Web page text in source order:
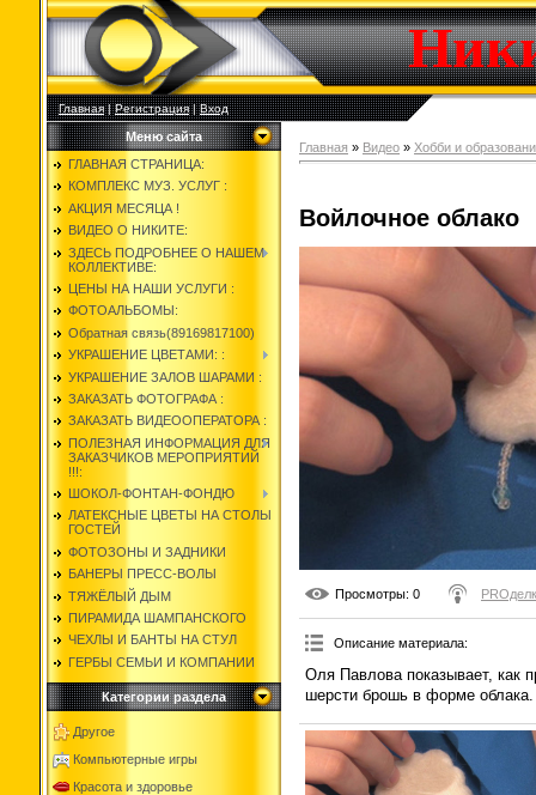
Главная|Регистрация|Вход
Меню сайта
ГЛАВНАЯ СТРАНИЦА:
КОМПЛЕКС МУЗ. УСЛУГ :
АКЦИЯ МЕСЯЦА !
ВИДЕО О НИКИТЕ:
ЗДЕСЬ ПОДРОБНЕЕ О НАШЕМ
КОЛЛЕКТИВЕ:
ЦЕНЫ НА НАШИ УСЛУГИ :
ФОТОАЛЬБОМЫ:
Обратная связь(89169817100)
УКРАШЕНИЕ ЦВЕТАМИ: :
УКРАШЕНИЕ ЗАЛОВ ШАРАМИ :
ЗАКАЗАТЬ ФОТОГРАФА :
ЗАКАЗАТЬ ВИДЕООПЕРАТОРА :
ПОЛЕЗНАЯ ИНФОРМАЦИЯ ДЛЯ
ЗАКАЗЧИКОВ МЕРОПРИЯТИЙ
!!!:
ШОКОЛ-ФОНТАН-ФОНДЮ
ЛАТЕКСНЫЕ ЦВЕТЫ НА СТОЛЫ
ГОСТЕЙ
ФОТОЗОНЫ И ЗАДНИКИ
БАНЕРЫ ПРЕСС-ВОЛЫ
ТЯЖЁЛЫЙ ДЫМ
ПИРАМИДА ШАМПАНСКОГО
ЧЕХЛЫ И БАНТЫ НА СТУЛ
ГЕРБЫ СЕМЬИ И КОМПАНИИ
Категории раздела
Другое
Компьютерные игры
Красота и здоровье
Главная » Видео » Хобби и
Войлочное облако
Просмотры: 0
Описание материала:
Оля Павлова показывает, как
шерсти брошь в форме облака.